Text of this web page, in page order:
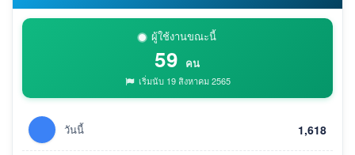
ผู้ใช้งานขณะนี้
59 คน
เริ่มนับ 19 สิงหาคม 2565
วันนี้ 1,618